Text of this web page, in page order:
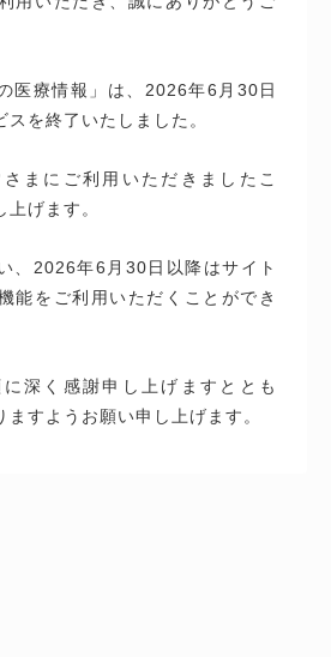
医療情報」は、2026年6月30日
を終了いたしました。
まにご利用いただきましたこ
げます。
、2026年6月30日以降はサイト
能をご利用いただくことができ
深く感謝申し上げますととも
すようお願い申し上げます。